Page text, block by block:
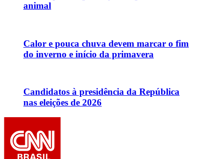
animal
Calor e pouca chuva devem marcar o fim
do inverno e início da primavera
Candidatos à presidência da República
nas eleições de 2026